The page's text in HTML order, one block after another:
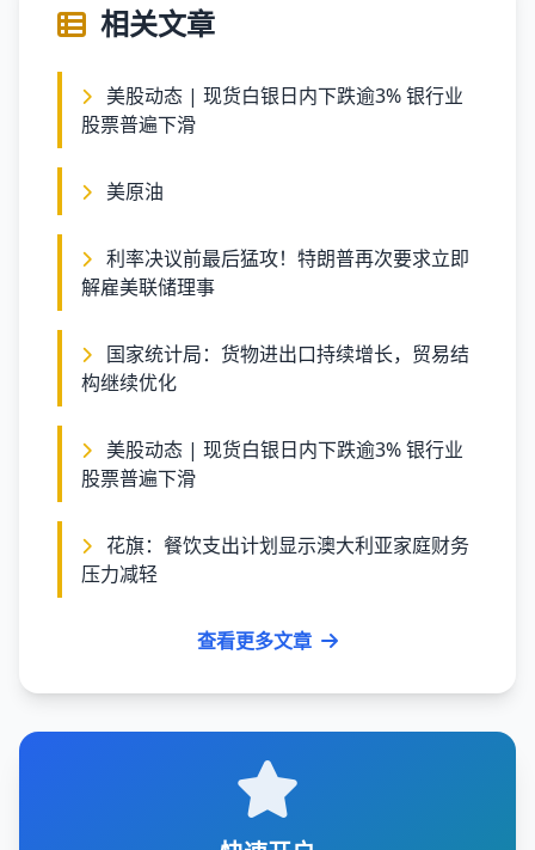
相关文章
股票普遍下滑
美原油
解雇美联储理事
构继续优化
股票普遍下滑
压力减轻
查看更多文章